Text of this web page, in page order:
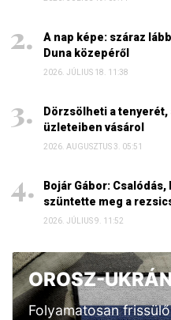
A nap képe: száraz
Duna közepéről
2026. JÚLIUS 18. 11:38
Dörzsölheti a tenyerét,
üzleteiben vásárol
2026. AUGUSZTUS 3. 05:51
Bojár Gábor:
szüntette meg a
2026. JÚLIUS 9. 11:52
OROSZ-
Folyamatosan